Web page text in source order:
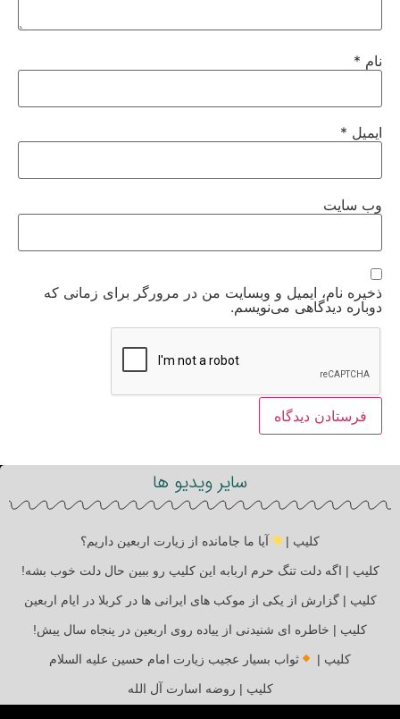
نام *
ایمیل *
وب‌ سایت
ذخیره نام، ایمیل و وبسایت من در مرورگر برای زمانی که
دوباره دیدگاهی می‌نویسم.
سایر ویدیو ها
کلیپ | آیا ما جامانده از زیارت اربعین داریم؟
کلیپ | اگه دلت تنگ حرم اربابه این کلیپ رو ببین حال دلت خوب بشه!
کلیپ | گزارش از یکی از موکب های ایرانی ها در کربلا در ایام اربعین
کلیپ | خاطره ای شنیدنی از پیاده روی اربعین در پنجاه سال پیش!
کلیپ | ثواب بسیار عجیب زیارت امام حسین علیه السلام
کلیپ | روضه اسارت آل الله